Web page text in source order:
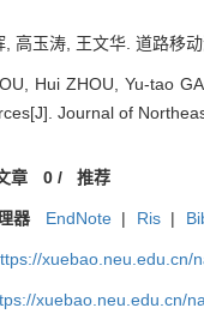
, 高玉涛, 王文华. 道路移
Hui ZHOU, Yu-tao
Journal of
章 0/ 推荐
器 EndNote | Ris |
xuebao.neu.edu.cn/
xuebao.neu.edu.cn/